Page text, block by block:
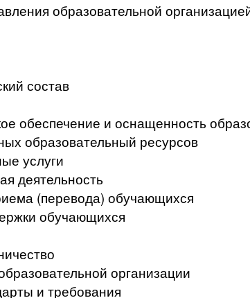
образовательной
состав
обеспечение и оснащенность
образовательный ресурсов
услуги
деятельность
(перевода) обучающихся
обучающихся
организации
и требования